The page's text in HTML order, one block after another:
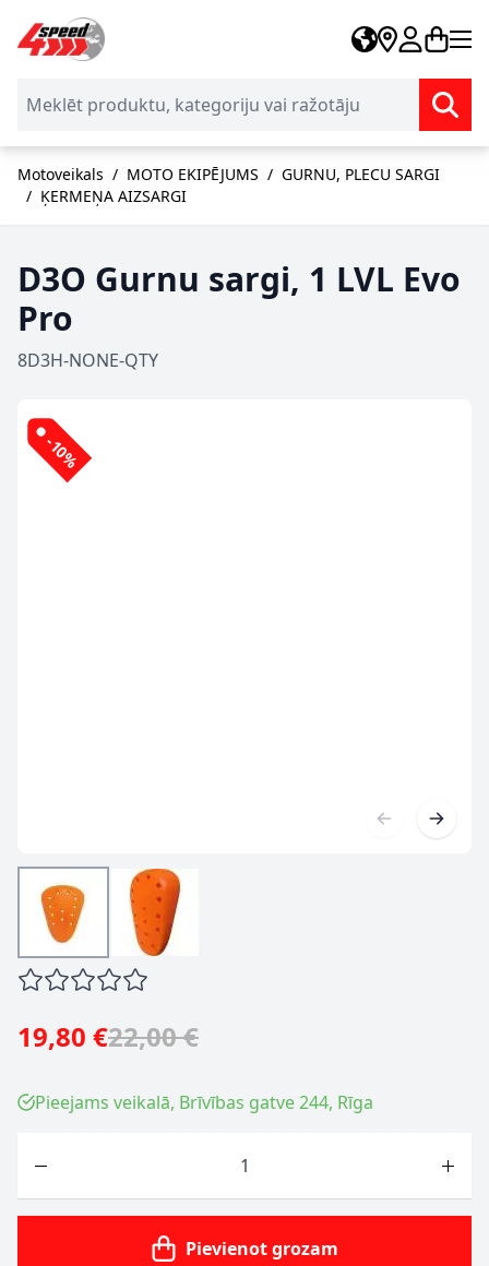
Skip to Content
Motoveikals / MOTO EKIPĒJUMS / GURNU, PLECU SARGI
/ ĶERMEŅA AIZSARGI
D3O Gurnu sargi, 1 LVL Evo
Pro
8D3H-NONE-QTY
-10%
19,80 €22,00 €
Pieejams veikalā, Brīvības gatve 244, Rīga
Pievienot grozam